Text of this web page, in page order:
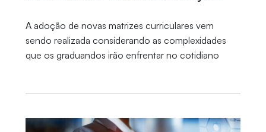
A adoção de novas matrizes curriculares vem
sendo realizada considerando as complexidades
que os graduandos irão enfrentar no cotidiano